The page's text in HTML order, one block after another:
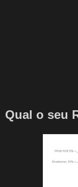
Qual o seu